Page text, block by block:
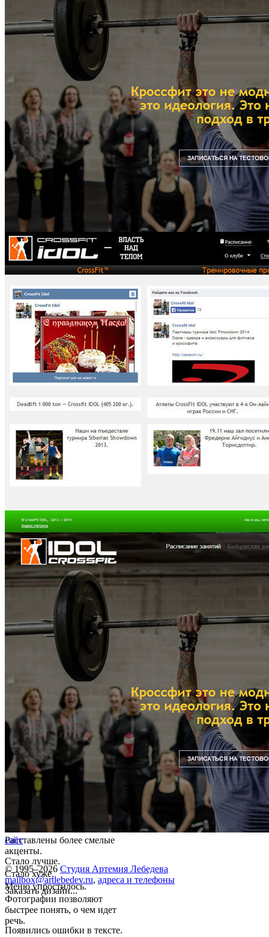
Расставлены более смелые
акценты.
Стало лучше.
Стало хуже.
Меню упростилось.
Фотографии позволяют
быстрее понять, о чем идет
речь.
Появились ошибки в тексте.
сайт
© 1995–2026 Студия Артемия Лебедева
mailbox@artlebedev.ru, адреса и телефоны
Заказать дизайн...